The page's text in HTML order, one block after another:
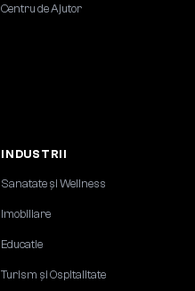
Centru de Ajutor
INDUSTRII
Sanatate și Wellness
Imobiliare
Educatie
Turism și Ospitalitate